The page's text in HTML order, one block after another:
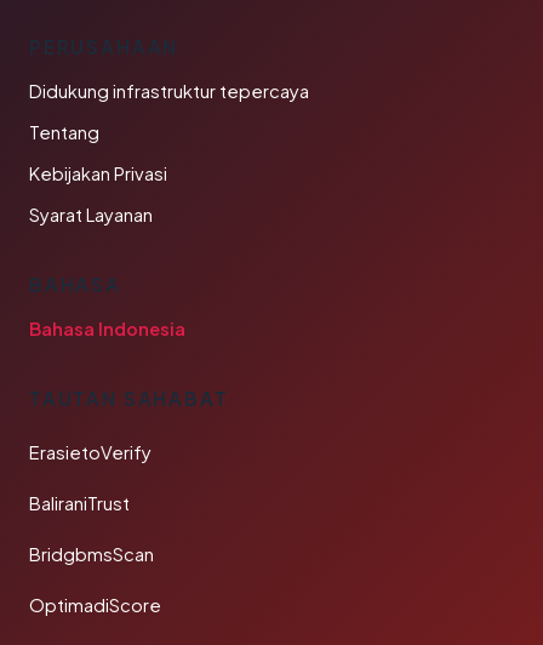
PERUSAHAAN
Didukung infrastruktur tepercaya
Tentang
Kebijakan Privasi
Syarat Layanan
BAHASA
Bahasa Indonesia
TAUTAN SAHABAT
ErasietoVerify
BaliraniTrust
BridgbmsScan
OptimadiScore